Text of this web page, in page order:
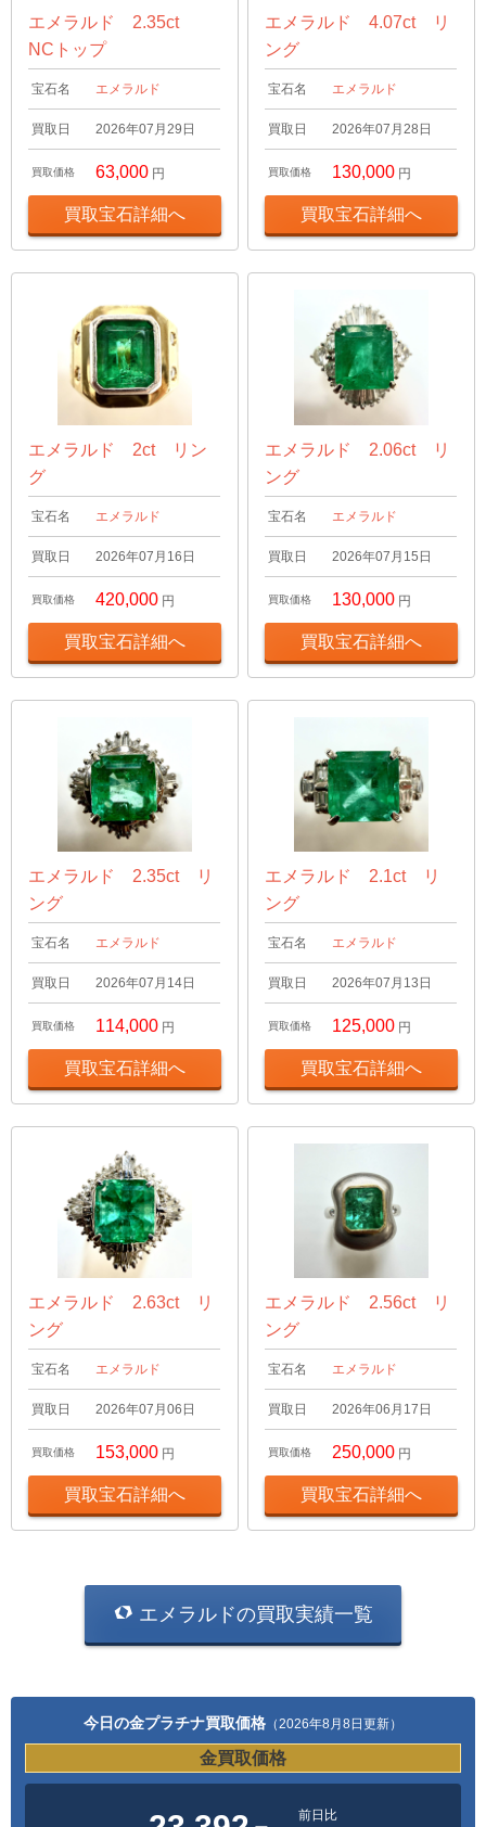
エメラルド 2.35ct
NCトップ
宝石名 エメラルド
買取日 2026年07月29日
買取価格 63,000 円
買取宝石詳細へ
エメラルド 4.07ct リ
ング
宝石名 エメラルド
買取日 2026年07月28日
買取価格 130,000 円
買取宝石詳細へ
エメラルド 2ct リン
グ
宝石名 エメラルド
買取日 2026年07月16日
買取価格 420,000 円
買取宝石詳細へ
エメラルド 2.06ct リ
ング
宝石名 エメラルド
買取日 2026年07月15日
買取価格 130,000 円
買取宝石詳細へ
エメラルド 2.35ct リ
ング
宝石名 エメラルド
買取日 2026年07月14日
買取価格 114,000 円
買取宝石詳細へ
エメラルド 2.1ct リ
ング
宝石名 エメラルド
買取日 2026年07月13日
買取価格 125,000 円
買取宝石詳細へ
エメラルド 2.63ct リ
ング
宝石名 エメラルド
買取日 2026年07月06日
買取価格 153,000 円
買取宝石詳細へ
エメラルド 2.56ct リ
ング
宝石名 エメラルド
買取日 2026年06月17日
買取価格 250,000 円
買取宝石詳細へ
エメラルドの買取実績一覧
今日の金プラチナ買取価格 （2026年8月8日更新）
金買取価格
前日比